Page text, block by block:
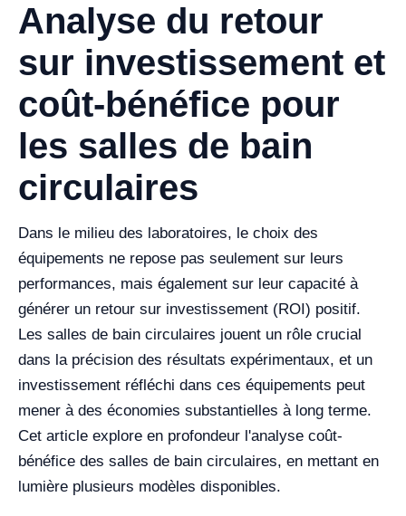
Analyse du retour
sur investissement et
coût-bénéfice pour
les salles de bain
circulaires
Dans le milieu des laboratoires, le choix des
équipements ne repose pas seulement sur leurs
performances, mais également sur leur capacité à
générer un retour sur investissement (ROI) positif.
Les salles de bain circulaires jouent un rôle crucial
dans la précision des résultats expérimentaux, et un
investissement réfléchi dans ces équipements peut
mener à des économies substantielles à long terme.
Cet article explore en profondeur l'analyse coût-
bénéfice des salles de bain circulaires, en mettant en
lumière plusieurs modèles disponibles.